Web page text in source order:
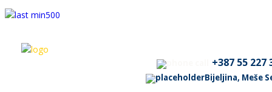
+387 55 227
Bijeljina, Meše